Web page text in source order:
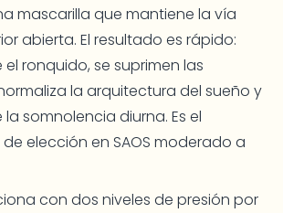
mascarilla que mantiene la vía
abierta. El resultado es rápido:
ronquido, se suprimen las
la arquitectura del sueño y
somnolencia diurna. Es el
elección en SAOS moderado a
con dos niveles de presión por